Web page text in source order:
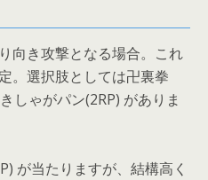
向き攻撃となる場合。これ
。選択肢としては卍裏拳
しゃがパン(2RP) がありま
が当たりますが、結構高く